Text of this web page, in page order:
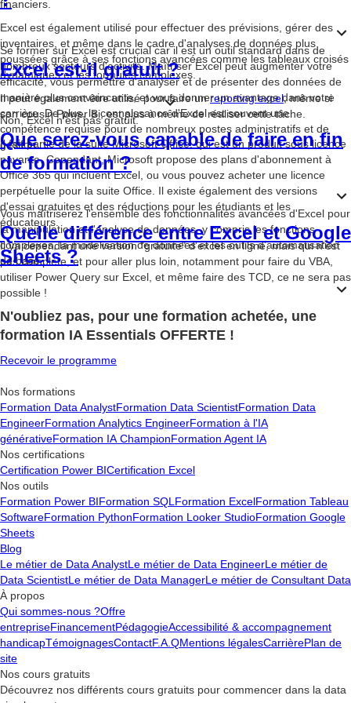
financiers.
Excel est également utilisé pour effectuer des prévisions, gérer des
inventaires, et même dans le cadre d'analyses de données plus
poussées grâce à ses fonctions avancées comme les tableaux croisés
dynamiques et les formules complexes.
Il peut également être utilisé pour faire unreporting excel, même si
son cousin Power Bi, est plus à même de réaliser cette tâche.
Se former sur Excel est crucial car il est un outil standard dans de
nombreux secteurs d'activité. Maîtriser Excel peut augmenter votre
efficacité, vous permettre d'analyser et de présenter des données de
manière plus convaincante, et vous donner un avantage dans votre
carrière. De plus, la connaissance d'Excel est souvent une
compétence requise pour de nombreux postes administratifs et de
gestion.
Excel est-il gratuit ?
Non, Excel n'est pas gratuit.
Il fait partie de la suite Microsoft Office, qui est un produit sous licence
payante. Cependant, Microsoft propose des plans d'abonnement à
Office 365 qui incluent Excel, ou vous pouvez acheter une licence
perpétuelle pour la suite Office. Il existe également des versions
d'essai gratuites et des réductions pour les étudiants et les
éducateurs.
Il ya cependant une version "gratuite" d'excel en ligne, mais qui n'est
pas complète, et pour aller plus loin, notamment pour faire du VBA,
utiliser Power Query sur Excel, et même faire des TCD, ce ne sera pas
possible !
Que serez-vous capable de faire en fin
de formation ?
Vous maîtriserez l'ensemble des fonctionnalités avancées d'Excel pour
la manipulation et l'analyse de données, y compris les fonctions
complexes, la modélisation de données et les outils d'automatisation
de base.
Quelle différence entre Excel et Google
Sheets ?
La différence principale entre Excel et Google Sheets réside dans leur
plateforme et leurs fonctionnalités. Excel est un logiciel de bureau
avec des fonctionnalités plus avancées en matière d'analyse de
données, de personnalisation et de programmation VBA. Google
Sheets, en revanche, est basé sur le cloud et favorise la collaboration
en temps réel. Bien que Sheets offre une intégration plus facile avec
d'autres services Google, il lui manque certaines fonctionnalités
avancées présentes dans Excel.
N'oubliez pas, pour une formation achetée, une
formation IA Essentials OFFERTE !
Recevoir le programme
Nos formations
Formation Data AnalystFormation Data ScientistFormation Data
EngineerFormation Analytics EngineerFormation à l'IA
générativeFormation IA ChampionFormation Agent IA
Nos certifications
Certification Power BICertification Excel
Nos outils
Formation Power BIFormation SQLFormation ExcelFormation Tableau
SoftwareFormation PythonFormation Looker StudioFormation Google
Sheets
Blog
Le métier de Data AnalystLe métier de Data EngineerLe métier de
Data ScientistLe métier de Data ManagerLe métier de Consultant Data
À propos
Qui sommes-nous ?Offre
entrepriseFinancementPédagogieAccessibilité & accompagnement
handicapTémoignagesContactF.A.QMentions légalesCarrièrePlan de
site
Nos cours gratuits
Découvrez nos différents cours gratuits pour commencer dans la data